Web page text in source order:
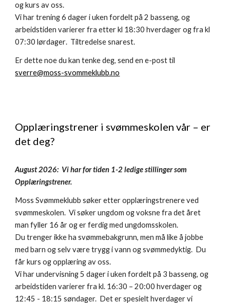
og kurs av oss.
Vi har trening 6 dager i uken fordelt på2 basseng, og
arbeidstiden varierer fra etter kl 18:30 hverdager og fra kl
07:30 lørdager. Tiltredelse snarest.
Er dette noe du kan tenke deg, send en e-post til
sverre@moss-svommeklubb.no
Opplæringstrener i svømmeskolen vår – er
det deg?
August 2026: Vi har for tiden 1-2 ledige stillinger som
Opplæringstrener.
Moss Svømmeklubb søker etter opplæringstrenere ved
svømmeskolen. Vi søker ungdom og voksne fra det året
man fyller 16 år og er ferdig med ungdomsskolen.
Du trenger ikke ha svømmebakgrunn, men må like å jobbe
med barn og selv være trygg i vann og svømmedyktig. Du
får kurs og opplæring av oss.
Vi har undervisning 5 dager i uken fordelt på 3 basseng, og
arbeidstiden varierer fra kl. 16:30 – 20:00 hverdager og
12:45 - 18:15 søndager. Det er spesielt hverdager vi